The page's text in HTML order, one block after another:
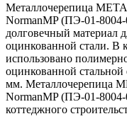
Металлочерепица
NormanMP (ПЭ-01-
долговечный материал
оцинкованной стали. В
использовано
оцинкованной
мм.
NormanMP (ПЭ-01-8004-
коттеджного